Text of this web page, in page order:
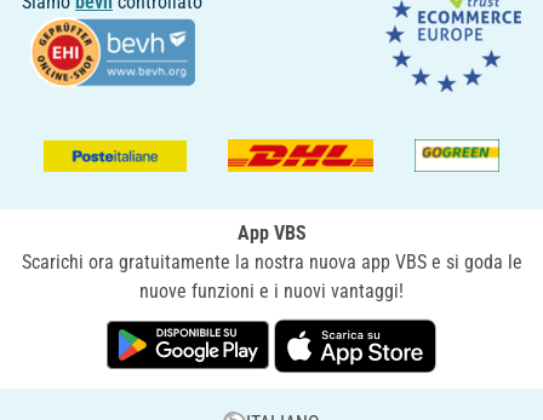
App VBS
Scarichi ora gratuitamente la nostra nuova app VBS e si goda le
nuove funzioni e i nuovi vantaggi!